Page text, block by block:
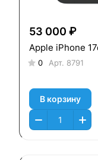
53 000 ₽
Apple iPhone
0 Арт. 8791
В корзину